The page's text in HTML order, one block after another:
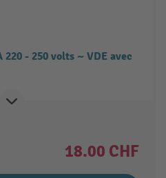
- 250 volts ~ VDE avec
18.00 CHF